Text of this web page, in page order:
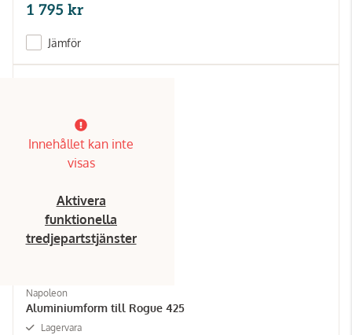
1 795 kr
Jämför
Innehållet kan inte
visas
Aktivera
funktionella
tredjepartstjänster
Napoleon
Aluminiumform till Rogue 425
Lagervara